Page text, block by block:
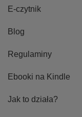
E-czytnik
Blog
Regulaminy
Ebooki na Kindle
Jak to działa?